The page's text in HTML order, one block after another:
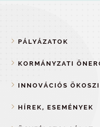
PÁLYÁZATOK
KORMÁNYZATI
INNOVÁCIÓS
HÍREK, ESEMÉNYEK